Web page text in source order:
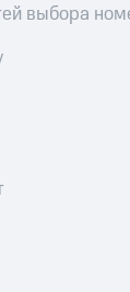
выбора